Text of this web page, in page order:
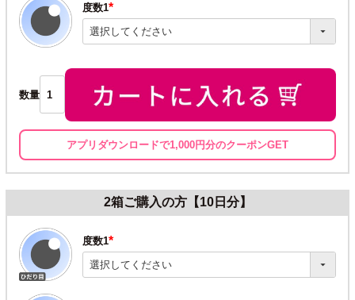
度数1
(必
須)
数量
アプリダウンロードで1,000円分のクーポンGET
2箱ご購入の方【10日分】
度数1
(必
須)